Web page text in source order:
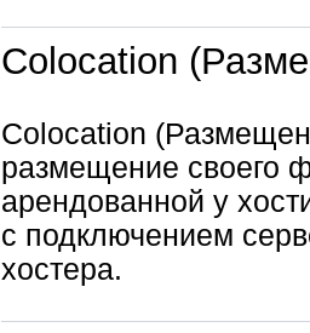
Colocation
Colocation
размещение своего
арендованной у
с подключением
хостера.